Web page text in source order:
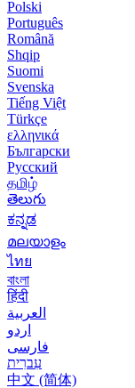
Polski
Português
Română
Shqip
Suomi
Svenska
Tiếng Việt
Türkçe
ελληνικά
Български
Русский
தமிழ்
తెలుగు
ಕನ್ನಡ
മലയാളം
ไทย
বাংলা
हिंदी
العربية
اردو
فارسی
עִברִית
中文 (简体)